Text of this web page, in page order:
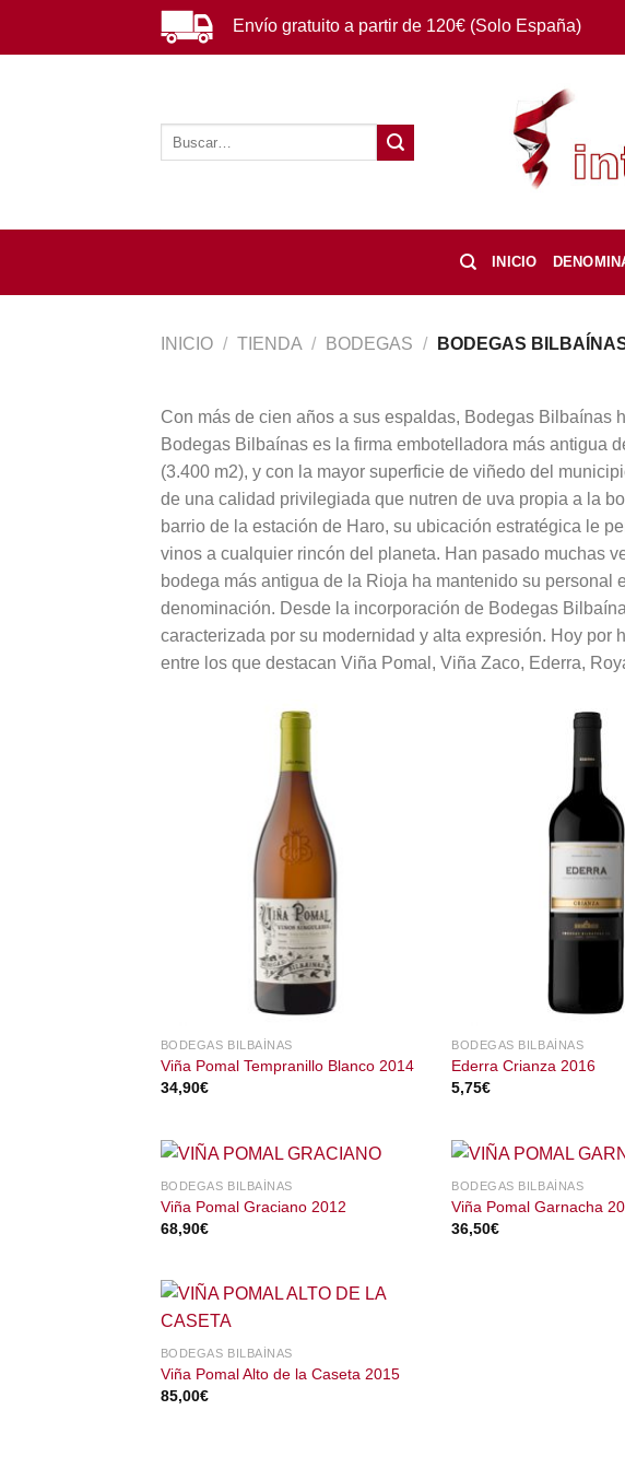
Envío gratuito a partir de 120€ (Solo España)
INICIO
INICIO / TIENDA / BODEGAS / BODEGAS
Con más de cien años a sus espaldas, Bodegas Bilbaínas
Bodegas Bilbaínas es la firma embotelladora más antigua
(3.400 m2), y con la mayor superficie de viñedo del
de una calidad privilegiada que nutren de uva propia a la
barrio de la estación de Haro, su ubicación estratégica le
vinos a cualquier rincón del planeta. Han pasado muchas
bodega más antigua de la Rioja ha mantenido su
denominación. Desde la incorporación de Bodegas
caracterizada por su modernidad y alta expresión. Hoy
entre los que destacan Viña Pomal, Viña Zaco, Ederra,
BODEGAS BILBAÍNAS
Viña Pomal Tempranillo Blanco 2014
34,90€
BODEGAS BILBAÍNAS
Ederra Crianza 2016
5,75€
BODEGAS BILBAÍNAS
Viña Pomal Graciano 2012
68,90€
BODEGAS BILBAÍNAS
Viña Pomal Garnacha
36,50€
BODEGAS BILBAÍNAS
Viña Pomal Alto de la Caseta 2015
85,00€